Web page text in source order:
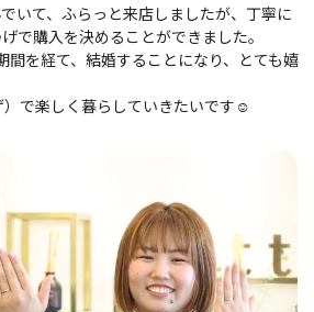
いて、ふらっと来店しましたが、丁寧に
で購入を決めることができました。
間を経て、結婚することになり、とても嬉
で楽しく暮らしていきたいです☺